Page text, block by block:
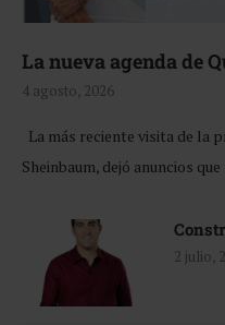
La nueva agenda de
4 agosto, 2026
La más reciente visita de la
Sheinbaum, dejó anuncios
2 julio,